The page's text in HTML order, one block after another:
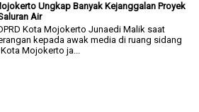
Ungkap Banyak Kejanggalan Proyek
Air
Kota Mojokerto Junaedi Malik saat
kepada awak media di ruang sidang
Mojokerto ja...